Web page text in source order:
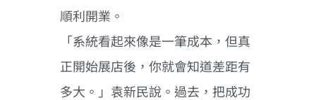
順利開業。
「系統看起來像是一筆成本，但真
正開始展店後，你就會知道差距有
多大。」袁新民說。過去，把成功